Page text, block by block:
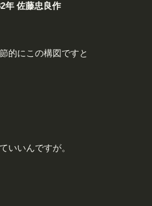
年 佐藤忠良作
的にこの構図ですと
いいんですが。